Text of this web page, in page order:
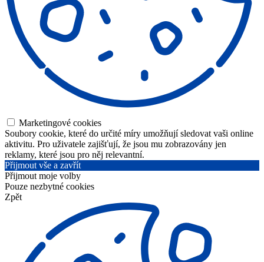
Marketingové cookies
Soubory cookie, které do určité míry umožňují sledovat vaši online
aktivitu. Pro uživatele zajišťují, že jsou mu zobrazovány jen
reklamy, které jsou pro něj relevantní.
Přijmout vše a zavřít
Přijmout moje volby
Pouze nezbytné cookies
Zpět